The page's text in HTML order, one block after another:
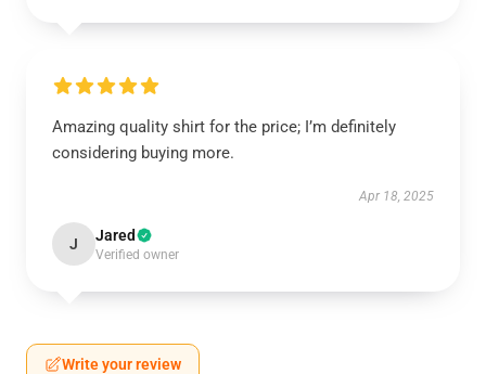
Amazing quality shirt for the price; I’m definitely
considering buying more.
Apr 18, 2025
J Jared
Verified owner
Write your review